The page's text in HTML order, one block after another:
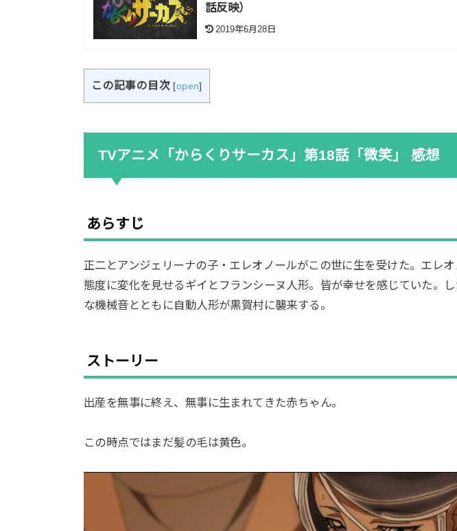
話反映）
2019年6月28日
この記事の目次 [open]
TVアニメ「からくりサーカス」第18話「微笑」 感想
あらすじ
正二とアンジェリーナの子・エレオノールがこの世に生を受けた。エレ
態度に変化を見せるギイとフランシーヌ人形。皆が幸せを感じていた。
な機械音とともに自動人形が黒賀村に襲来する。
ストーリー
出産を無事に終え、無事に生まれてきた赤ちゃん。
この時点ではまだ髪の毛は黄色。